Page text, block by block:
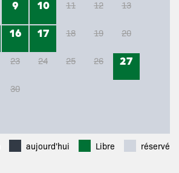
9 10 11 12 13
16 17 18 19 20
23 24 25 26
27
30
aujourd'hui Libre réservé
×